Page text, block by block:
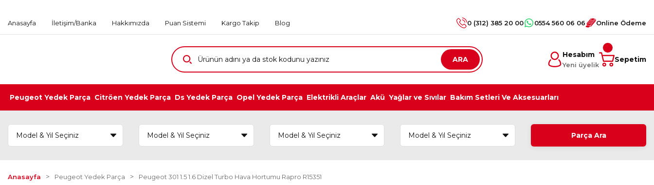
Anasayfa İletişim/Banka Hakkımızda Puan Sistemi Kargo Takip Blog 0 (312) 385 20 00 0554 560 06 06 Online Ödeme
ARA
Hesabım
Yeni üyelik
Sepetim
Peugeot Yedek Parça Citröen Yedek Parça Ds Yedek Parça Opel Yedek Parça Elektrikli Araçlar Akü Yağlar ve Sıvılar Bakım Setleri Ve Aksesuarları
Parça Ara
Anasayfa Peugeot Yedek Parça Peugeot 301 1.5 1.6 Dizel Turbo Hava Hortumu Rapro R15351